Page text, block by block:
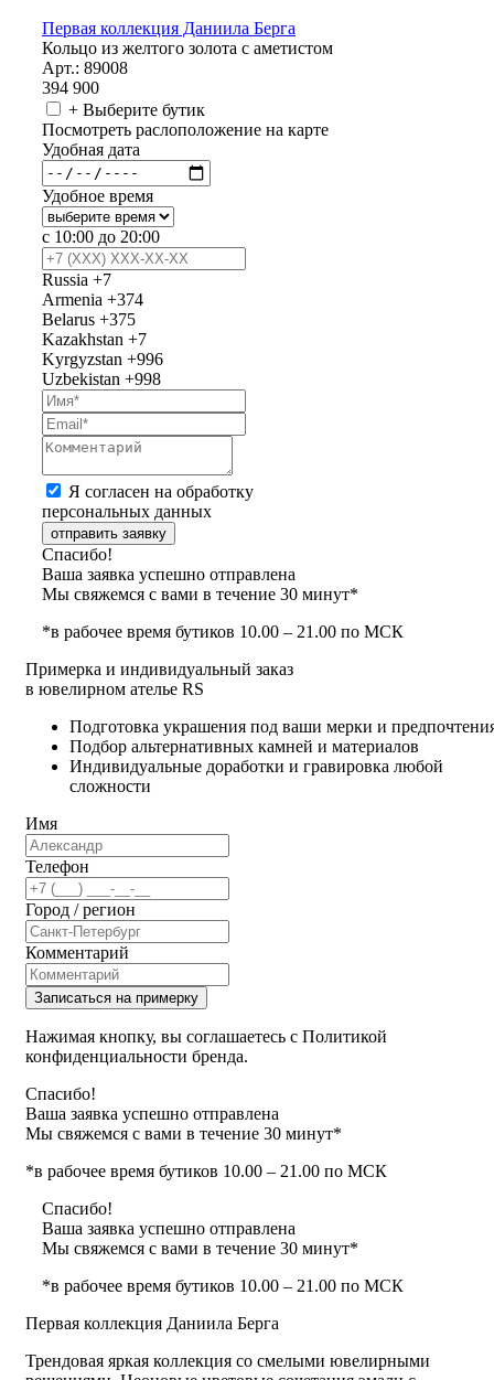
Первая коллекция Даниила Берга
Кольцо из желтого золота с аметистом
Арт.: 89008
394 900
+ Выберите бутик
Посмотреть раслоположение на карте
Удобная дата
Удобное время
с 10:00 до 20:00
Russia +7
Armenia +374
Belarus +375
Kazakhstan +7
Kyrgyzstan +996
Uzbekistan +998
Я согласен на обработку
персональных данных
отправить заявку
Спасибо!
Ваша заявка успешно отправлена
Мы свяжемся с вами в течение 30 минут*
*в рабочее время бутиков 10.00 – 21.00 по МСК
Примерка и индивидуальный заказ
в ювелирном ателье RS
Подготовка украшения под ваши мерки и
Подбор альтернативных камней и материалов
Индивидуальные доработки и гравировка любой
сложности
Имя
Телефон
Город / регион
Комментарий
Записаться на примерку
Нажимая кнопку, вы соглашаетесь с Политикой
конфиденциальности бренда.
Спасибо!
Ваша заявка успешно отправлена
Мы свяжемся с вами в течение 30 минут*
*в рабочее время бутиков 10.00 – 21.00 по МСК
Спасибо!
Ваша заявка успешно отправлена
Мы свяжемся с вами в течение 30 минут*
*в рабочее время бутиков 10.00 – 21.00 по МСК
Первая коллекция Даниила Берга
Трендовая яркая коллекция со смелыми ювелирными